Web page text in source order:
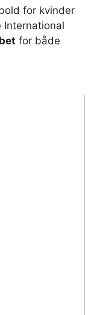
for kvinder
International
for både